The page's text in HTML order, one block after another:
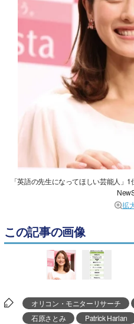
「英語の先生になってほしい芸能人」
拡
この記事の画像
オリコン・モニターリサーチ
石原さとみ
Patrick Harlan